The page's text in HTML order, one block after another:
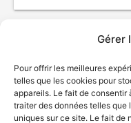
Gérer
Pour offrir les meilleures
telles que les cookies pour
appareils. Le fait de consentir
traiter des données telles que
uniques sur ce site. Le fait de